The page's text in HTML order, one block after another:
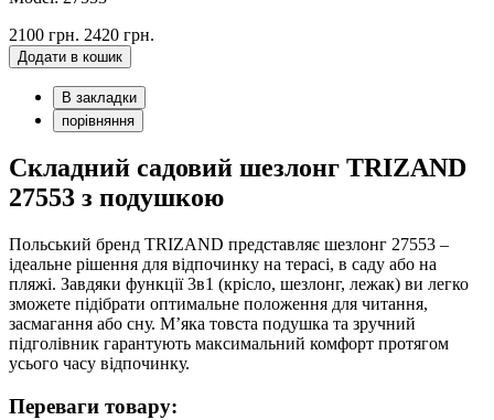
2100 грн. 2420 грн.
Додати в кошик
В закладки
порівняння
Складний садовий шезлонг TRIZAND
27553 з подушкою
Польський бренд TRIZAND представляє шезлонг 27553 –
ідеальне рішення для відпочинку на терасі, в саду або на
пляжі. Завдяки функції 3в1 (крісло, шезлонг, лежак) ви легко
зможете підібрати оптимальне положення для читання,
засмагання або сну. М’яка товста подушка та зручний
підголівник гарантують максимальний комфорт протягом
усього часу відпочинку.
Переваги товару: